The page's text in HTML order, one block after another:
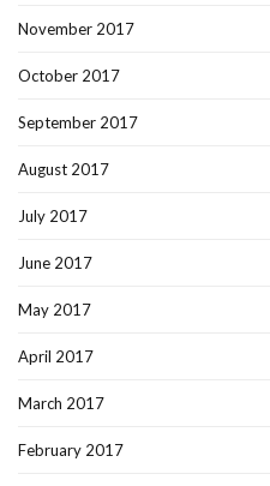
November 2017
October 2017
September 2017
August 2017
July 2017
June 2017
May 2017
April 2017
March 2017
February 2017